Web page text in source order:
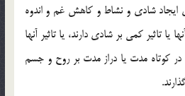
ايجاد شادي و نشاط و کاهش غم و اندوه
تاثير کمي بر شادي دارند، يا تاثير آنها
کوتاه مدت يا دراز مدت بر روح و جسم